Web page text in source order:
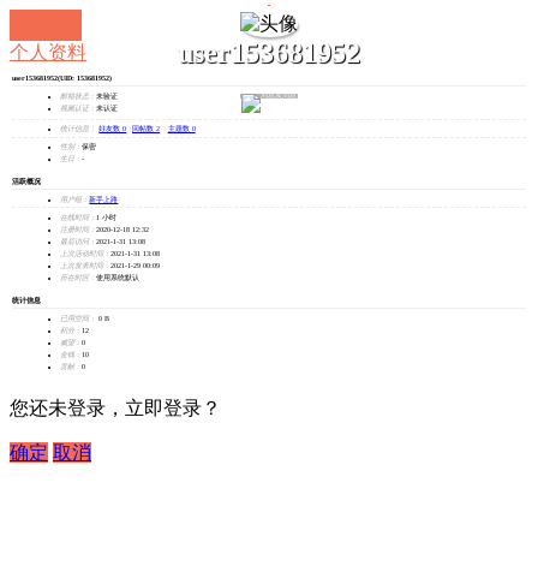
user153681952
发消息
个人资料
user153681952(UID: 153681952)
邮箱状态： 未验证
视频认证： 未认证
统计信息： 好友数 0 回帖数 2 主题数 0
性别： 保密
生日： -
活跃概况
用户组： 新手上路
在线时间： 1 小时
注册时间： 2020-12-18 12:32
最后访问： 2021-1-31 13:08
上次活动时间： 2021-1-31 13:08
上次发表时间： 2021-1-29 00:09
所在时区： 使用系统默认
统计信息
已用空间：
0 B
积分： 12
威望： 0
金钱： 10
贡献： 0
您还未登录，立即登录？
确定 取消